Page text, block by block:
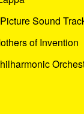
Sound
of Invention